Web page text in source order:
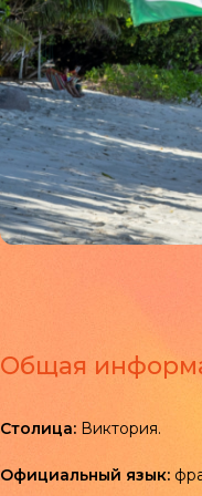
Общая
Столица: Виктория.
Официальный язык: